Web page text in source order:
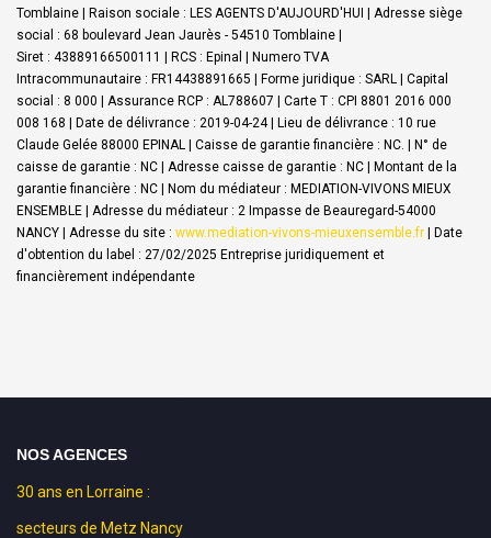
Tomblaine | Raison sociale : LES AGENTS D'AUJOURD'HUI | Adresse siège
social : 68 boulevard Jean Jaurès - 54510 Tomblaine |
Siret : 43889166500111 | RCS : Epinal | Numero TVA
Intracommunautaire : FR14438891665 | Forme juridique : SARL | Capital
social : 8 000 | Assurance RCP : AL788607 | Carte T : CPI 8801 2016 000
008 168 | Date de délivrance : 2019-04-24 | Lieu de délivrance : 10 rue
Claude Gelée 88000 EPINAL | Caisse de garantie financière : NC. | N° de
caisse de garantie : NC | Adresse caisse de garantie : NC | Montant de la
garantie financière : NC | Nom du médiateur : MEDIATION-VIVONS MIEUX
ENSEMBLE | Adresse du médiateur : 2 Impasse de Beauregard-54000
NANCY | Adresse du site : www.mediation-vivons-mieuxensemble.fr | Date
d'obtention du label : 27/02/2025 Entreprise juridiquement et
financièrement indépendante
NOS AGENCES
30 ans en Lorraine :
secteurs de Metz Nancy